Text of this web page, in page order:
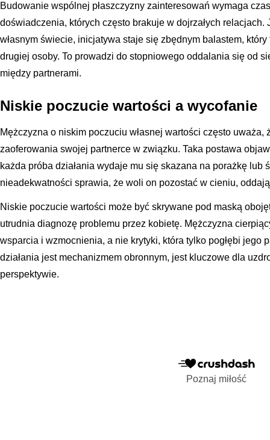
Budowanie wspólnej płaszczyzny zainteresowań wymaga
doświadczenia, których często brakuje w dojrzałych
własnym świecie, inicjatywa staje się zbędnym balastem,
drugiej osoby. To prowadzi do stopniowego oddalania się od
między partnerami.
Niskie poczucie wartości a wycofanie
Mężczyzna o niskim poczuciu własnej wartości często
zaoferowania swojej partnerce w związku. Taka postawa
każda próba działania wydaje mu się skazana na porażkę lub
nieadekwatności sprawia, że woli on pozostać w cieniu,
Niskie poczucie wartości może być skrywane pod maską
utrudnia diagnozę problemu przez kobietę. Mężczyzna
wsparcia i wzmocnienia, a nie krytyki, która tylko pogłębi jego
działania jest mechanizmem obronnym, jest kluczowe dla
perspektywie.
Poznaj miłość